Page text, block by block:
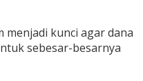
menjadi kunci agar dana
sebesar-besarnya